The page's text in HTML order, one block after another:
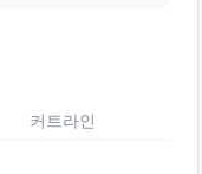
커트라인